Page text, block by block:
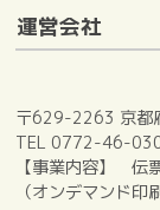
運営会社
〒629-2263 京都
TEL 0772-46-
【事業内容】 伝
（オンデマンド印